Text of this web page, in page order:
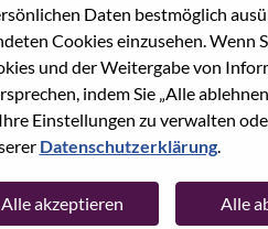
Daten bestmöglich
Cookies einzusehen. Wenn
und der Weitergabe von
indem Sie „Alle
Einstellungen zu verwalten
Datenschutzerklärung.
Alle akzeptieren Alle
in the Fortune Global
a bold vision to deliver
PC company with a full-
smartphones,
software defined
in world-changing